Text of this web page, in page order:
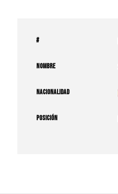
#
NOMBRE
NACIONALIDAD
POSICIÓN